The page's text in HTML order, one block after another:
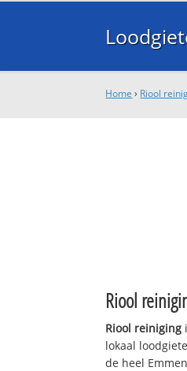
Home › Riool
Riool
Riool reiniging
lokaal
de heel